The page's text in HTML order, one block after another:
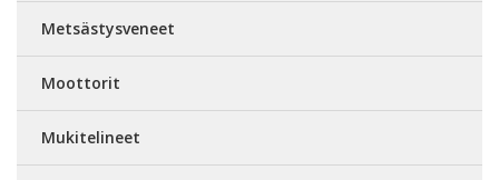
Metsästysveneet
Moottorit
Mukitelineet